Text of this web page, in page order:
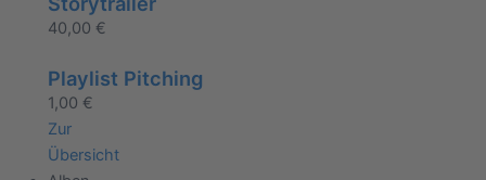
40,00 €
Playlist Pitching
1,00 €
Zur
Übersicht